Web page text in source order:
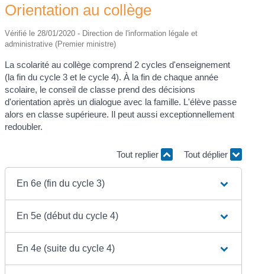
Orientation au collège
Vérifié le 28/01/2020 - Direction de l'information légale et
administrative (Premier ministre)
La scolarité au collège comprend 2 cycles d'enseignement
(la fin du cycle 3 et le cycle 4). À la fin de chaque année
scolaire, le conseil de classe prend des décisions
d'orientation après un dialogue avec la famille. L'élève passe
alors en classe supérieure. Il peut aussi exceptionnellement
redoubler.
Tout replier Tout déplier
En 6e (fin du cycle 3)
En 5e (début du cycle 4)
En 4e (suite du cycle 4)